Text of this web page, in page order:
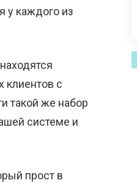
у каждого из
клиентов с
такой же набор
системе и
прост в